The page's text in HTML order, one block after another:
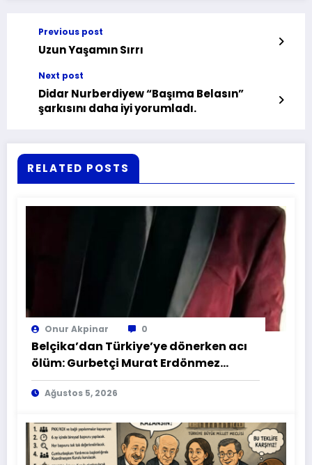
Previous post
Uzun Yaşamın Sırrı
Next post
Didar Nurberdiyew “Başıma Belasın”
şarkısını daha iyi yorumladı.
RELATED POSTS
Onur Akpinar 0
Belçika’dan Türkiye’ye dönerken acı
ölüm: Gurbetçi Murat Erdönmez
Sırbistan’da hayatını kaybetti
Ağustos 5, 2026